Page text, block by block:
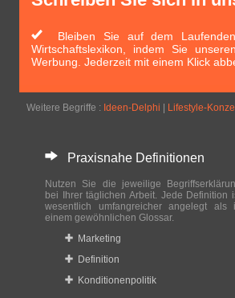
Bleiben Sie auf dem
Wirtschaftslexikon, indem Sie
Werbung. Jederzeit mit einem Klick
Weitere Begriffe : Ideen-Delphi Lifestyle-
Praxisnahe Definitionen
Nutzen Sie die jeweilige
bei Ihrer täglichen Arbeit. Jede Definition
wesentlich umfangreicher angelegt als
einem gewöhnlichen Glossar.
Marketing
Definition
Konditionenpolitik